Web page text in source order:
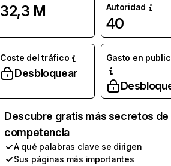
32,3 M
Autoridad
40
Coste del tráfico
Desbloquear
Gasto en
Descubre gratis más secretos de
competencia
A qué palabras clave se dirigen
Sus páginas más importantes